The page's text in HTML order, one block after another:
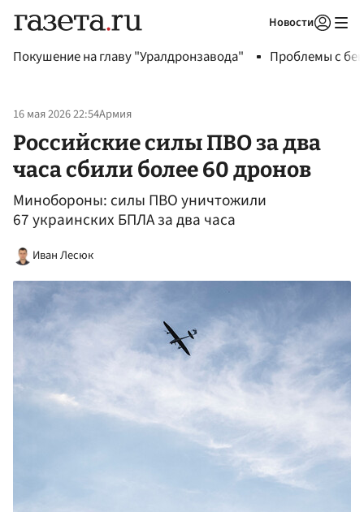
Новости
Покушение на главу "Уралдронзавода" Проблемы с
16 мая 2026 22:54Армия
Российские силы ПВО за два
часа сбили более 60 дронов
Минобороны: силы ПВО уничтожили
67 украинских БПЛА за два часа
Иван Лесюк